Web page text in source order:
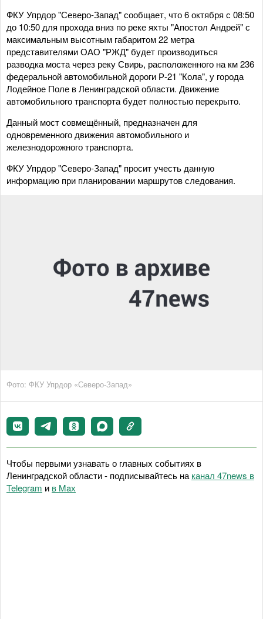
ФКУ Упрдор "Северо-Запад" сообщает, что 6 октября с 08:50
до 10:50 для прохода вниз по реке яхты "Апостол Андрей" с
максимальным высотным габаритом 22 метра
представителями ОАО "РЖД" будет производиться
разводка моста через реку Свирь, расположенного на км 236
федеральной автомобильной дороги Р-21 "Кола", у города
Лодейное Поле в Ленинградской области. Движение
автомобильного транспорта будет полностью перекрыто.
Данный мост совмещённый, предназначен для
одновременного движения автомобильного и
железнодорожного транспорта.
ФКУ Упрдор "Северо-Запад" просит учесть данную
информацию при планировании маршрутов следования.
Фото: ФКУ Упрдор «Северо-Запад»
Чтобы первыми узнавать о главных событиях в
Ленинградской области - подписывайтесь на канал 47news в
Telegram и в Maх